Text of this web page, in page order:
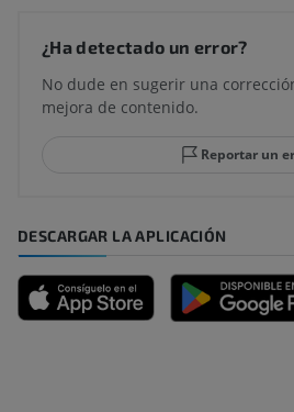
¿Ha detectado un error?
No dude en sugerir una
mejora de contenido.
Reportar un
DESCARGAR LA APLICACIÓN